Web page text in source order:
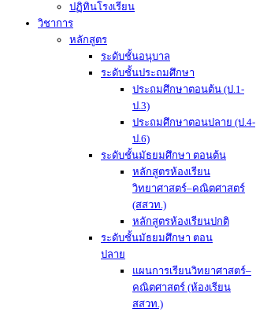
ปฏิทินโรงเรียน
วิชาการ
หลักสูตร
ระดับชั้นอนุบาล
ระดับชั้นประถมศึกษา
ประถมศึกษาตอนต้น (ป.1-
ป.3)
ประถมศึกษาตอนปลาย (ป.4-
ป.6)
ระดับชั้นมัธยมศึกษา ตอนต้น
หลักสูตรห้องเรียน
วิทยาศาสตร์–คณิตศาสตร์
(สสวท.)
หลักสูตรห้องเรียนปกติ
ระดับชั้นมัธยมศึกษา ตอน
ปลาย
แผนการเรียนวิทยาศาสตร์–
คณิตศาสตร์ (ห้องเรียน
สสวท.)